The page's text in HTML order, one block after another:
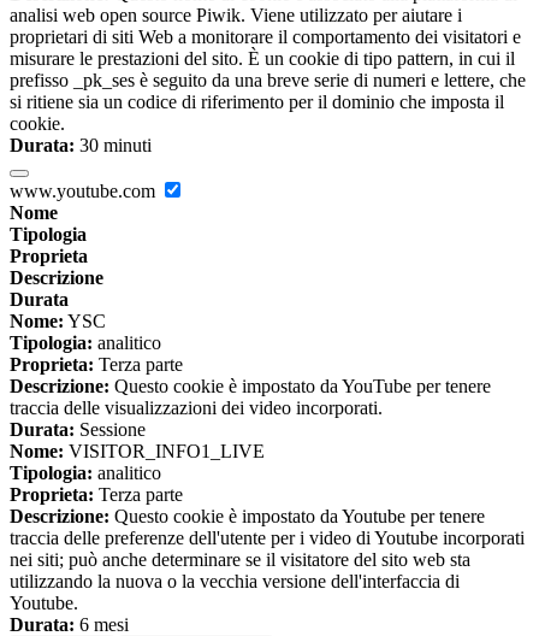
analisi web open source Piwik. Viene utilizzato per aiutare i
proprietari di siti Web a monitorare il comportamento dei visitatori e
misurare le prestazioni del sito. È un cookie di tipo pattern, in cui il
prefisso _pk_ses è seguito da una breve serie di numeri e lettere, che
si ritiene sia un codice di riferimento per il dominio che imposta il
cookie.
Durata: 30 minuti
www.youtube.com
Nome
Tipologia
Proprieta
Descrizione
Durata
Nome: YSC
Tipologia: analitico
Proprieta: Terza parte
Descrizione: Questo cookie è impostato da YouTube per tenere
traccia delle visualizzazioni dei video incorporati.
Durata: Sessione
Nome: VISITOR_INFO1_LIVE
Tipologia: analitico
Proprieta: Terza parte
Descrizione: Questo cookie è impostato da Youtube per tenere
traccia delle preferenze dell'utente per i video di Youtube incorporati
nei siti; può anche determinare se il visitatore del sito web sta
utilizzando la nuova o la vecchia versione dell'interfaccia di
Youtube.
Durata: 6 mesi